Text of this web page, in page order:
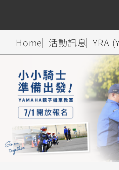
Super
Sport
Hyper
Naked
YZF-R9
550+
MT-
09
Y-
Premium Sport
TMAX
550+
CYGNUS
XR
150
CUXiE
追蹤愛車
我的愛車
Home 活動訊息 YRA